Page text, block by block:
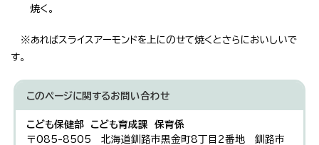
焼く。
※あればスライスアーモンドを上にのせて焼くとさらにおいしいで
す。
このページに関するお問い合わせ
こども保健部 こども育成課 保育係
〒085-8505 北海道釧路市黒金町8丁目2番地 釧路市